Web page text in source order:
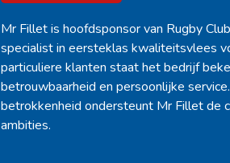
Mr Fillet is hoofdsponsor van Rugby
specialist in eersteklas kwaliteitsvlees
particuliere klanten staat het bedrijf
betrouwbaarheid en persoonlijke
betrokkenheid ondersteunt Mr Fillet de
ambities.